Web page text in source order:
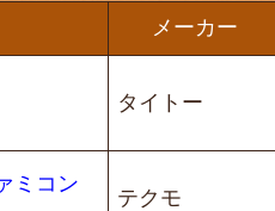
メーカー
タイトー
ミコン
テクモ